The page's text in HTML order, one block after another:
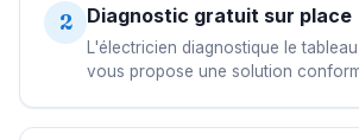
2 Diagnostic gratuit sur place
L'électricien diagnostique le
vous propose une solution